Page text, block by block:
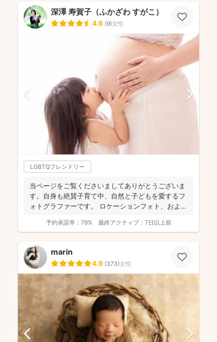
深澤 寿賀子（ふかざわ すがこ）
4.6 (9)女性
LGBTQフレンドリー
当ページをご覧くださいましてありがとうございま
す。自身も絶賛子育て中、自然と子どもを愛するフ
ォトグラファーです。 ロケーションフォト、および
予約承諾率： 79% 最終アクティブ： 7日以上前
marin
4.9 (373)女性